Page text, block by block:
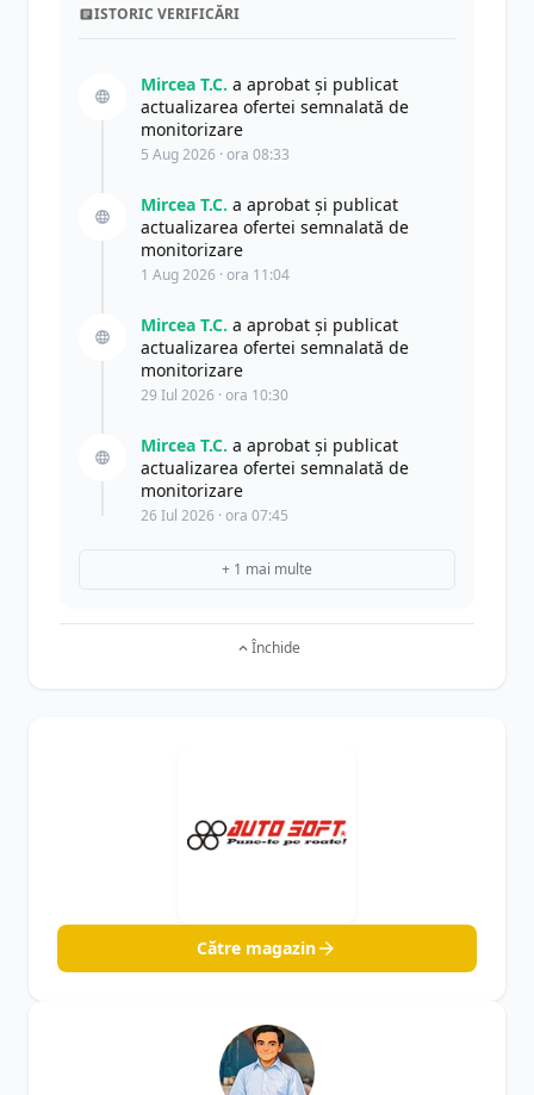
ISTORIC VERIFICĂRI
Mircea T.C. a aprobat și publicat
actualizarea ofertei semnalată de
monitorizare
5 Aug 2026 · ora 08:33
Mircea T.C. a aprobat și publicat
actualizarea ofertei semnalată de
monitorizare
1 Aug 2026 · ora 11:04
Mircea T.C. a aprobat și publicat
actualizarea ofertei semnalată de
monitorizare
29 Iul 2026 · ora 10:30
Mircea T.C. a aprobat și publicat
actualizarea ofertei semnalată de
monitorizare
26 Iul 2026 · ora 07:45
+ 1 mai multe
Închide
Către magazin